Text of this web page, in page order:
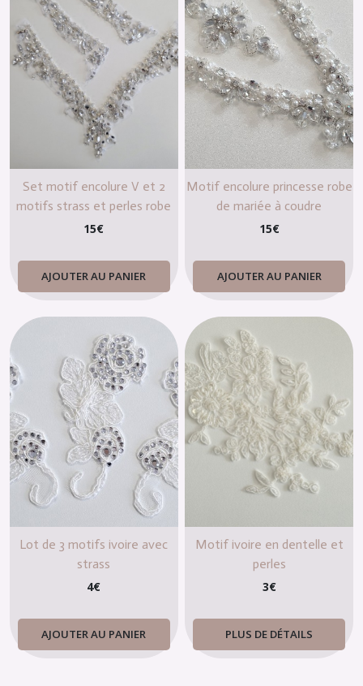
Set motif encolure V et 2
motifs strass et perles robe
cocktail mariée
15€
AJOUTER AU PANIER
Motif encolure princesse robe
de mariée à coudre
15€
AJOUTER AU PANIER
Lot de 3 motifs ivoire avec
strass
4€
AJOUTER AU PANIER
Motif ivoire en dentelle et
perles
3€
PLUS DE DÉTAILS